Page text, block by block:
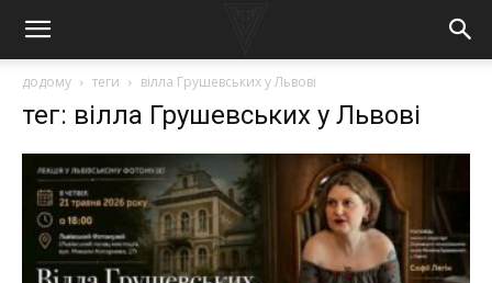
додому теги вілла Грушевських у Львові
тег: вілла Грушевських у Львові